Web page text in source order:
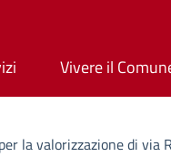
Vivere il
la valorizzazione di